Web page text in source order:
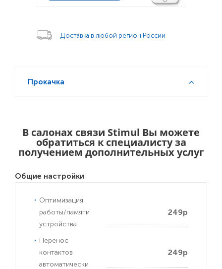
Доставка в любой регион России
Прокачка
В салонах связи Stimul Вы можете
обратиться к специалисту за
получением дополнительных услуг
Общие настройки
Оптимизация
работы/памяти
устройства
249р
Перенос
контактов
автоматически
249р